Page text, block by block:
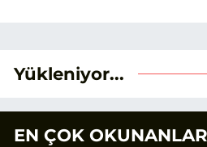
Yükleniyor...
EN ÇOK OKUNANLAR